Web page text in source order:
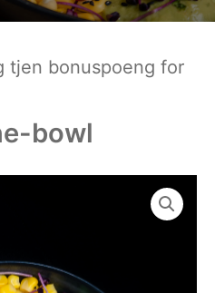
tjen bonuspoeng for
bowl